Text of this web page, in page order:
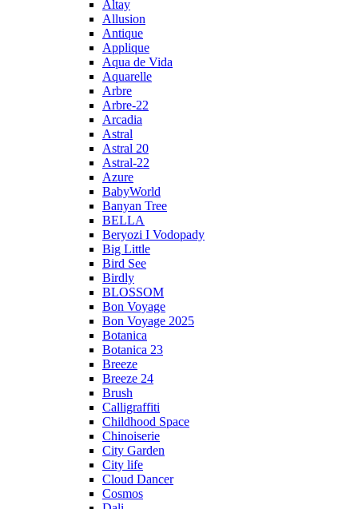
Altay
Allusion
Antique
Applique
Aqua de Vida
Aquarelle
Arbre
Arbre-22
Arcadia
Astral
Astral 20
Astral-22
Azure
BabyWorld
Banyan Tree
BELLA
Beryozi I Vodopady
Big Little
Bird See
Birdly
BLOSSOM
Bon Voyage
Bon Voyage 2025
Botanica
Botanica 23
Breeze
Breeze 24
Brush
Calligraffiti
Childhood Space
Chinoiserie
City Garden
City life
Cloud Dancer
Cosmos